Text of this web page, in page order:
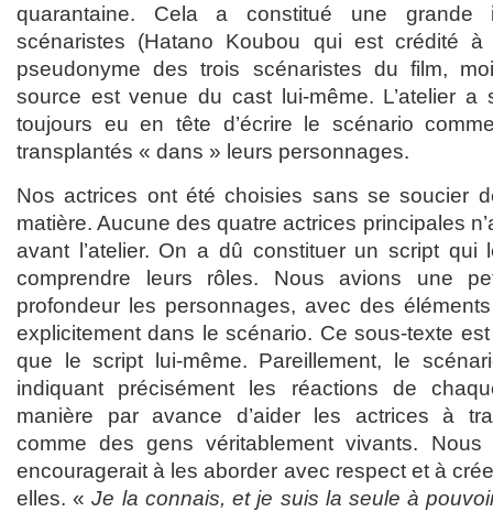
quarantaine. Cela a constitué une grande
scénaristes (Hatano Koubou qui est crédité
pseudonyme des trois scénaristes du film,
source est venue du cast lui-même. L’atelier a
toujours eu en tête d’écrire le scénario
transplantés « dans » leurs personnages.
Nos actrices ont été choisies sans se soucier
matière. Aucune des quatre actrices principales
avant l’atelier. On a dû constituer un script
comprendre leurs rôles. Nous avions une
profondeur les personnages, avec des
explicitement dans le scénario. Ce sous-texte
que le script lui-même. Pareillement, le
indiquant précisément les réactions de
manière par avance d’aider les actrices à
comme des gens véritablement vivants.
encouragerait à les aborder avec respect et à
elles. «Je la connais, et je suis la seule à